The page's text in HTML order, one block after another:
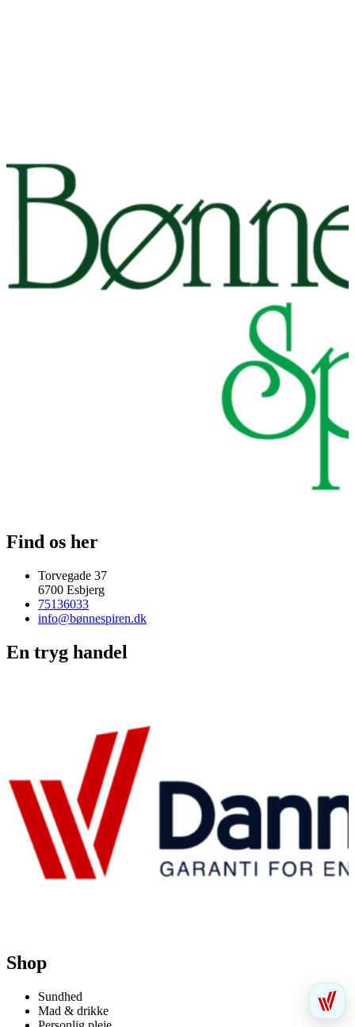
Find os her
Torvegade 37
6700 Esbjerg
75136033
info@bønnespiren.dk
En tryg handel
Shop
Sundhed
Mad & drikke